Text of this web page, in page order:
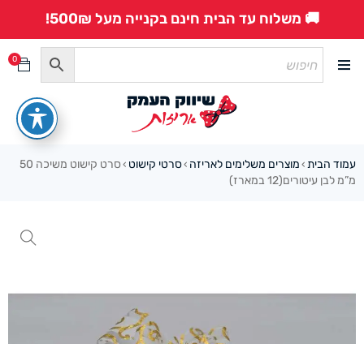
🚚 משלוח עד הבית חינם בקנייה מעל 500₪!
0
עמוד הבית › מוצרים משלימים לאריזה ›סרטי קישוט ›
סרט קישוט משיכה 50
מ”מ לבן עיטורים(12 במארז)